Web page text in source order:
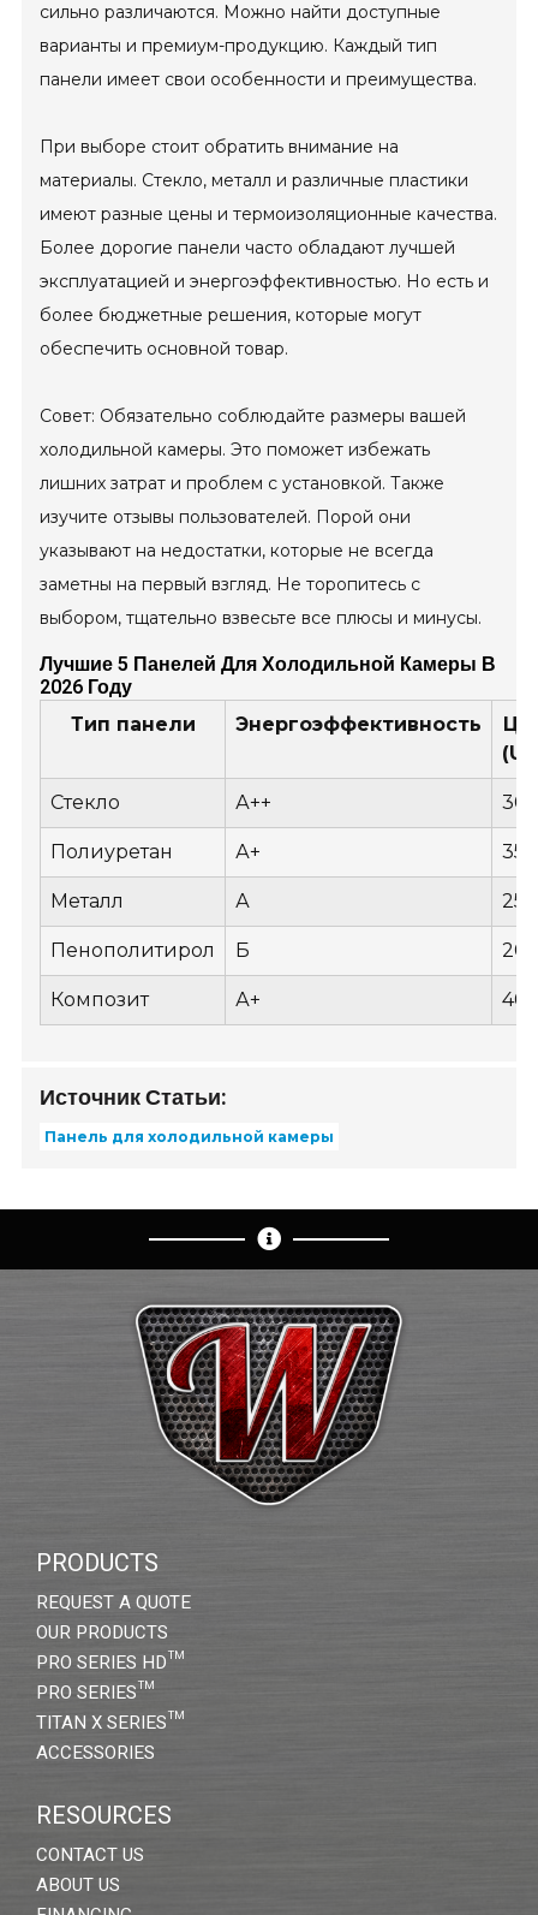
сильно различаются. Можно найти доступные
варианты и премиум-продукцию. Каждый тип
панели имеет свои особенности и преимущества.
При выборе стоит обратить внимание на
материалы. Стекло, металл и различные пластики
имеют разные цены и термоизоляционные качества.
Более дорогие панели часто обладают лучшей
эксплуатацией и энергоэффективностью. Но есть и
более бюджетные решения, которые могут
обеспечить основной товар.
Совет: Обязательно соблюдайте размеры вашей
холодильной камеры. Это поможет избежать
лишних затрат и проблем с установкой. Также
изучите отзывы пользователей. Порой они
указывают на недостатки, которые не всегда
заметны на первый взгляд. Не торопитесь с
выбором, тщательно взвесьте все плюсы и минусы.
Лучшие 5 Панелей Для Холодильной Камеры В
2026 Году
Тип панели Энергоэффективность
Стекло А++
Полиуретан А+ 350
Металл А 250
Пенополитирол Б
Композит А+
Источник Статьи:
Панель для холодильной камеры
PRODUCTS
REQUEST A QUOTE
OUR PRODUCTS
PRO SERIES HD™
PRO SERIES™
TITAN X SERIES™
ACCESSORIES
RESOURCES
CONTACT US
ABOUT US